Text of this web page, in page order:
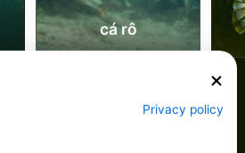
cá rô
Privacy policy